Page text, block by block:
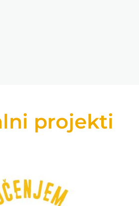
projekti